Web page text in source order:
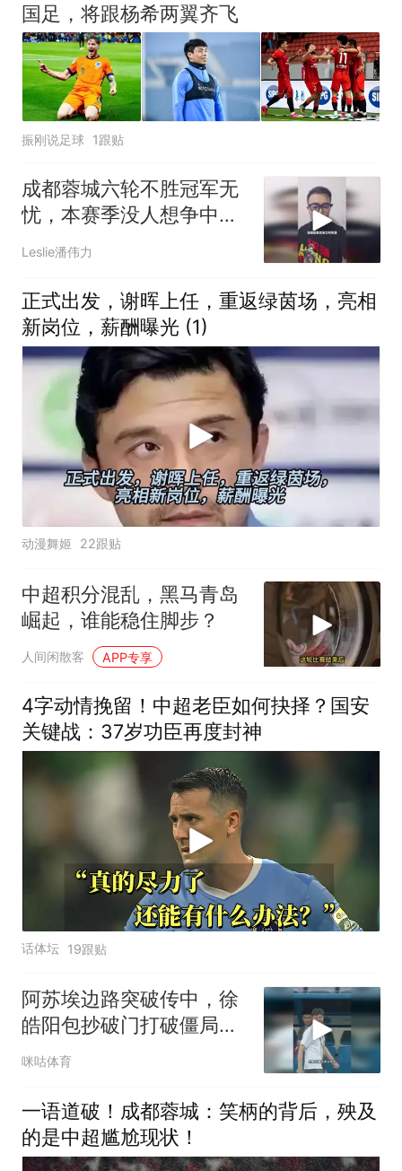
国足，将跟杨希两翼齐飞
振刚说足球 1跟贴
成都蓉城六轮不胜冠军无
忧，本赛季没人想争中超
亚军？
Leslie潘伟力
正式出发，谢晖上任，重返绿茵场，亮相
新岗位，薪酬曝光 (1)
动漫舞姬 22跟贴
中超积分混乱，黑马青岛
崛起，谁能稳住脚步？
人间闲散客 APP专享
4字动情挽留！中超老臣如何抉择？国安
关键战：37岁功臣再度封神
话体坛 19跟贴
阿苏埃边路突破传中，徐
皓阳包抄破门打破僵局，
上海申花1比0领先青岛海
咪咕体育
一语道破！成都蓉城：笑柄的背后，殃及
的是中超尴尬现状！